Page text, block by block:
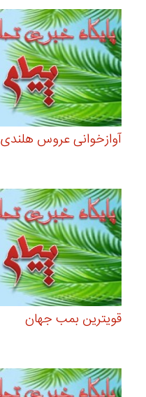
آوازخوانی عروس هلندی
قویترین بمب جهان